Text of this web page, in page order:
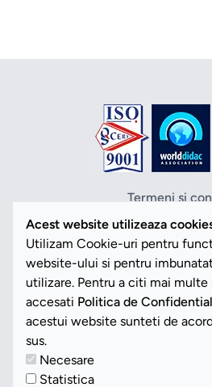
Termeni si
Politica de
Politica
ANPC
SOL
SAL
Vezi
Copyright ©2026 Romdidac SA.
Acest website utilizeaza
Utilizam Cookie-uri pentru
website-ului si pentru
utilizare. Pentru a citi mai multe
accesati Politica de
acestui website sunteti de
sus.
Necesare
Statistica